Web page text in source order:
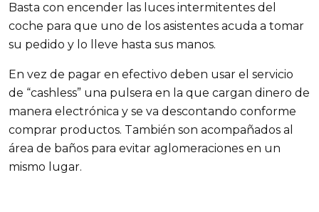
Basta con encender las luces intermitentes del
coche para que uno de los asistentes acuda a tomar
su pedido y lo lleve hasta sus manos.
En vez de pagar en efectivo deben usar el servicio
de “cashless” una pulsera en la que cargan dinero de
manera electrónica y se va descontando conforme
comprar productos. También son acompañados al
área de baños para evitar aglomeraciones en un
mismo lugar.